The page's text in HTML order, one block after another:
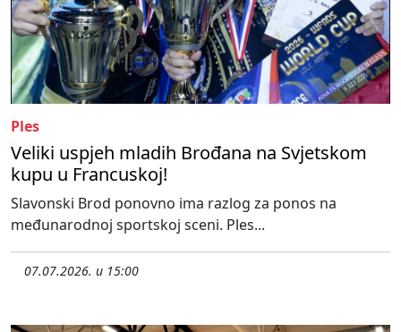
Ples
Veliki uspjeh mladih Brođana na Svjetskom
kupu u Francuskoj!
Slavonski Brod ponovno ima razlog za ponos na
međunarodnoj sportskoj sceni. Ples...
07.07.2026. u 15:00